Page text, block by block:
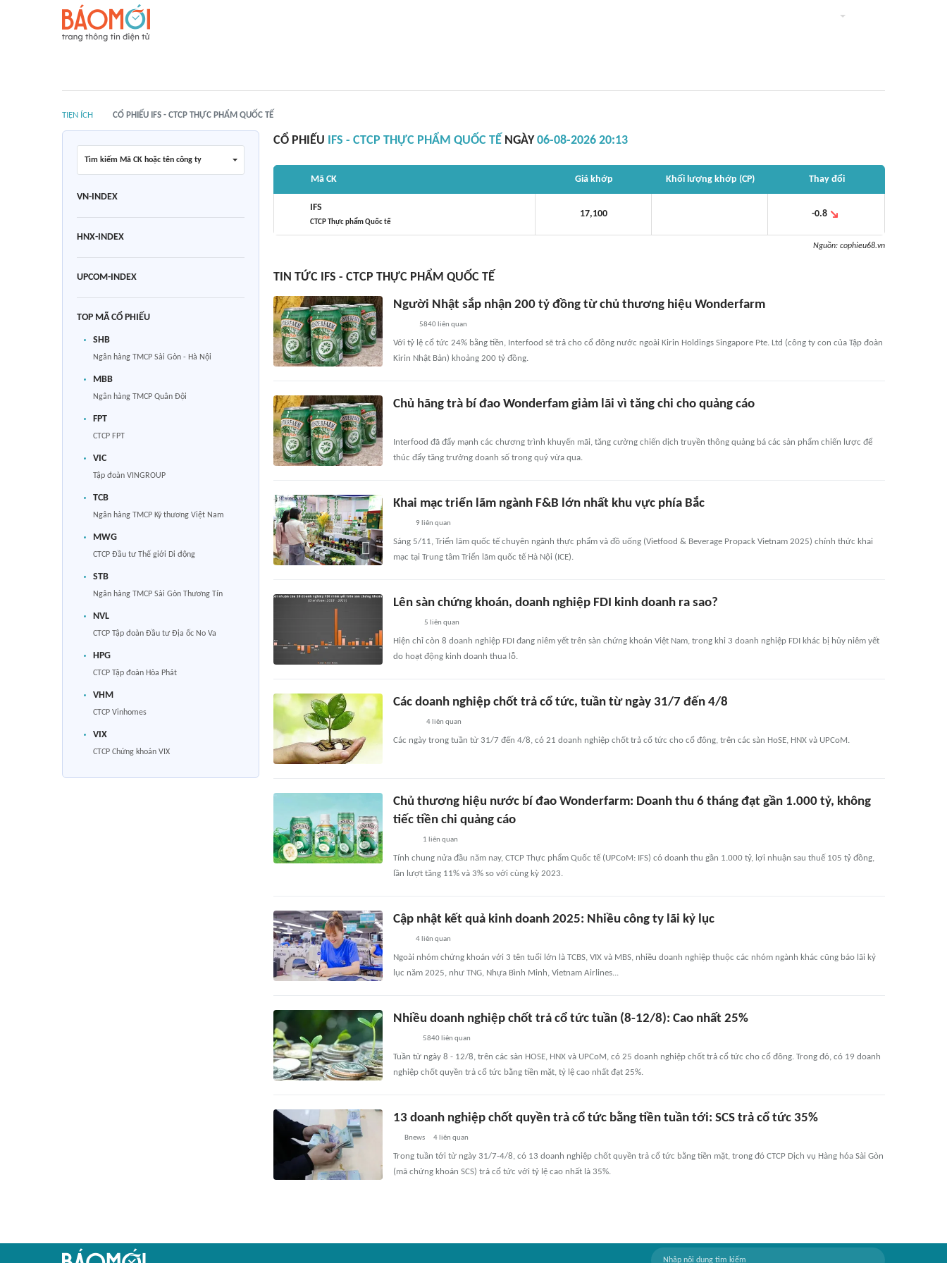
TIỆN ÍCH CỔ PHIẾU IFS - CTCP THỰC PHẨM QUỐC TẾ
Tìm kiếm Mã CK hoặc tên công ty
VN-INDEX
HNX-INDEX
UPCOM-INDEX
TOP MÃ CỔ PHIẾU
SHB
Ngân hàng TMCP Sài Gòn - Hà Nội
MBB
Ngân hàng TMCP Quân Đội
FPT
CTCP FPT
VIC
Tập đoàn VINGROUP
TCB
Ngân hàng TMCP Kỹ thương Việt Nam
MWG
CTCP Đầu tư Thế giới Di động
STB
Ngân hàng TMCP Sài Gòn Thương Tín
NVL
CTCP Tập đoàn Đầu tư Địa ốc No Va
HPG
CTCP Tập đoàn Hòa Phát
VHM
CTCP Vinhomes
VIX
CTCP Chứng khoán VIX
CỔ PHIẾU IFS - CTCP THỰC PHẨM QUỐC TẾ NGÀY 06-08-2026 20:13
Mã CK Giá khớp Khối lượng khớp (CP) Thay đổi
IFS
CTCP Thực phẩm Quốc tế
17,100 -0.8
Nguồn: cophieu68.vn
TIN TỨC IFS - CTCP THỰC PHẨM QUỐC TẾ
Người Nhật sắp nhận 200 tỷ đồng từ chủ thương hiệu Wonderfarm
5840liên quan
Với tỷ lệ cổ tức 24% bằng tiền, Interfood sẽ trả cho cổ đông nước ngoài Kirin Holdings Singapore Pte. Ltd (công ty con của Tập đoàn
Kirin Nhật Bản) khoảng 200 tỷ đồng.
Chủ hãng trà bí đao Wonderfam giảm lãi vì tăng chi cho quảng cáo
Interfood đã đẩy mạnh các chương trình khuyến mãi, tăng cường chiến dịch truyền thông quảng bá các sản phẩm chiến lược để
thúc đẩy tăng trưởng doanh số trong quý vừa qua.
Khai mạc triển lãm ngành F&B lớn nhất khu vực phía Bắc
9 liên quan
Sáng 5/11, Triển lãm quốc tế chuyên ngành thực phẩm và đồ uống (Vietfood & Beverage Propack Vietnam 2025) chính thức khai
mạc tại Trung tâm Triển lãm quốc tế Hà Nội (ICE).
Lên sàn chứng khoán, doanh nghiệp FDI kinh doanh ra sao?
5 liên quan
Hiện chỉ còn 8 doanh nghiệp FDI đang niêm yết trên sàn chứng khoán Việt Nam, trong khi 3 doanh nghiệp FDI khác bị hủy niêm yết
do hoạt động kinh doanh thua lỗ.
Các doanh nghiệp chốt trả cổ tức, tuần từ ngày 31/7 đến 4/8
4 liên quan
Các ngày trong tuần từ 31/7 đến 4/8, có 21 doanh nghiệp chốt trả cổ tức cho cổ đông, trên các sàn HoSE, HNX và UPCoM.
Chủ thương hiệu nước bí đao Wonderfarm: Doanh thu 6 tháng đạt gần 1.000 tỷ, không
tiếc tiền chi quảng cáo
1 liên quan
Tính chung nửa đầu năm nay, CTCP Thực phẩm Quốc tế (UPCoM: IFS) có doanh thu gần 1.000 tỷ, lợi nhuận sau thuế 105 tỷ đồng,
lần lượt tăng 11% và 3% so với cùng kỳ 2023.
Cập nhật kết quả kinh doanh 2025: Nhiều công ty lãi kỷ lục
4liên quan
Ngoài nhóm chứng khoán với 3 tên tuổi lớn là TCBS, VIX và MBS, nhiều doanh nghiệp thuộc các nhóm ngành khác cũng báo lãi kỷ
lục năm 2025, như TNG, Nhựa Bình Minh, Vietnam Airlines...
Nhiều doanh nghiệp chốt trả cổ tức tuần (8-12/8): Cao nhất 25%
5840 liên quan
Tuần từ ngày 8 - 12/8, trên các sàn HOSE, HNX và UPCoM, có 25 doanh nghiệp chốt trả cổ tức cho cổ đông. Trong đó, có 19 doanh
nghiệp chốt quyền trả cổ tức bằng tiền mặt, tỷ lệ cao nhất đạt 25%.
13 doanh nghiệp chốt quyền trả cổ tức bằng tiền tuần tới: SCS trả cổ tức 35%
Bnews 4 liên quan
Trong tuần tới từ ngày 31/7-4/8, có 13 doanh nghiệp chốt quyền trả cổ tức bằng tiền mặt, trong đó CTCP Dịch vụ Hàng hóa Sài Gòn
(mã chứng khoán SCS) trả cổ tức với tỷ lệ cao nhất là 35%.